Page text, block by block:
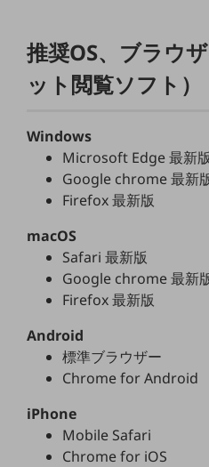
電話・映像コミュニケーション
セキュリティ
運用管理
業務支援・マーケティング
課題・ニーズで探す
課題・ニーズで探すTOP
コミュニケーション・情報共有
マーケティング
業務効率化
推奨OS、ブラウ
ット閲覧ソフト）
Windows
Microsoft Edge 最新版
Google chrome 最新
Firefox 最新版
macOS
Safari 最新版
Google chrome 最新
Firefox 最新版
Android
標準ブラウザー
Chrome for Android
iPhone
Mobile Safari
Chrome for iOS